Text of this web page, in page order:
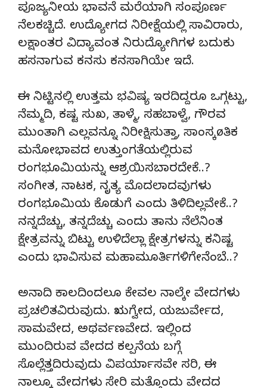
ಪೂಜ್ಯನೀಯ ಭಾವನೆ ಮರೆಯಾಗಿ ಸಂಪೂರ್ಣ
ನೆಲಕಚ್ಚಿದೆ. ಉದ್ಯೋಗದ ನಿರೀಕ್ಷೆಯಲ್ಲಿ ಸಾವಿರಾರು,
ಲಕ್ಷಾಂತರ ವಿದ್ಯಾವಂತ ನಿರುದ್ಯೋಗಿಗಳ ಬದುಕು
ಹಸನಾಗುವ ಕನಸು ಕನಸಾಗಿಯೇ ಇದೆ.
ಈ ನಿಟ್ಟಿನಲ್ಲಿ ಉತ್ತಮ ಭವಿಷ್ಯ ಇರದಿದ್ದರೂ ಒಗ್ಗಟ್ಟು,
ನೆಮ್ಮದಿ, ಕಷ್ಟ ಸುಖ, ತಾಳ್ಮೆ, ಸಹಬಾಳ್ವೆ, ಗೌರವ
ಮುಂತಾಗಿ ಎಲ್ಲವನ್ನೂ ನಿರೀಕ್ಷಿಸುತ್ತಾ, ಸಾಂಸ್ಕøತಿಕ
ಮನೋಭಾವದ ಉತ್ತುಂಗತೆಯಲ್ಲಿರುವ
ರಂಗಭೂಮಿಯನ್ನು ಆಶ್ರಯಿಸಬಾರದೇಕೆ..?
ಸಂಗೀತ, ನಾಟಕ, ನೃತ್ಯ ಮೊದಲಾದವುಗಳು
ರಂಗಭೂಮಿಯ ಕೊಡುಗೆ ಎಂದು ತಿಳಿದಿಲ್ಲವೇಕೆ..?
ನನ್ನದೆಚ್ಚು, ತನ್ನದೆಚ್ಚು ಎಂದು ತಾನು ನೆಲೆನಿಂತ
ಕ್ಷೇತ್ರವನ್ನು ಬಿಟ್ಟು ಉಳಿದೆಲ್ಲಾ ಕ್ಷೇತ್ರಗಳನ್ನು ಕನಿಷ್ಟ
ಎಂದು ಭಾವಿಸುವ ಮಹಾಮೂರ್ತಿಗಳಿಗೇನೆಂಬೆ..?
ಅನಾದಿ ಕಾಲದಿಂದಲೂ ಕೇವಲ ನಾಲ್ಕೇ ವೇದಗಳು
ಪ್ರಚಲಿತವಿರುವುದು. ಋಗ್ವೇದ, ಯಜುರ್ವೇದ,
ಸಾಮವೇದ, ಅಥರ್ವಣವೇದ. ಇಲ್ಲಿಂದ
ಮುಂದಿರುವ ವೇದದ ಕಲ್ಪನೆಯ ಬಗ್ಗೆ
ಸೊಲ್ಲೆತ್ತದಿರುವುದು ವಿಪರ್ಯಾಸವೇ ಸರಿ, ಈ
ನಾಲ್ಕೂ ವೇದಗಳು ಸೇರಿ ಮತ್ತೊಂದು ವೇದದ